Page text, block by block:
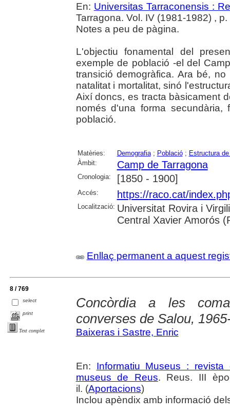
En: Universitas Tarraconensis :
Tarragona. Vol. IV (1981-1982) ,
Notes a peu de pàgina.
L'objectiu fonamental del
exemple de població -el del
transició demogràfica. Ara bé,
natalitat i mortalitat, sinó
Així doncs, es tracta bàsicament
només d'una forma
població.
Matèries: Demografia; Població; Estructura
Àmbit:
Camp de Tarragona
Cronologia: [1850 - 1900]
Accés: https://raco.cat/
Localització: Universitat Rovira i
Central Xavier Amorós
Enllaç permanent a aquest
8 / 769
select
print
Text complet
Concòrdia a les
converses de Salou,
Baixeras i Sastre, Enric
En: Informatiu Museus :
museus de Reus. Reus. III
il. (Aportacions)
Inclou apèndix amb informació